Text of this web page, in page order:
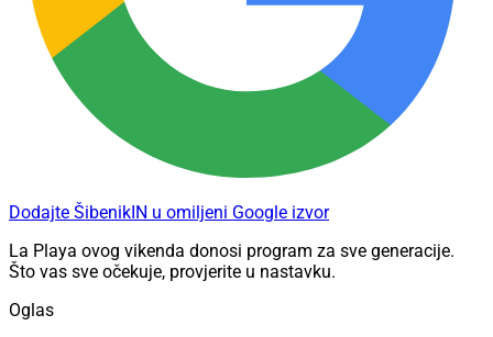
Dodajte ŠibenikIN u omiljeni Google izvor
La Playa ovog vikenda donosi program za sve generacije.
Što vas sve očekuje, provjerite u nastavku.
Oglas